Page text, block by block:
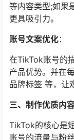
等内容类型;如果
更具吸引力。
账号文案优化：
在TikTok账号的
产品优势。并在
品牌标签 等，让
三、制作优质内
TikTok的核心是
账号的流量与粉丝